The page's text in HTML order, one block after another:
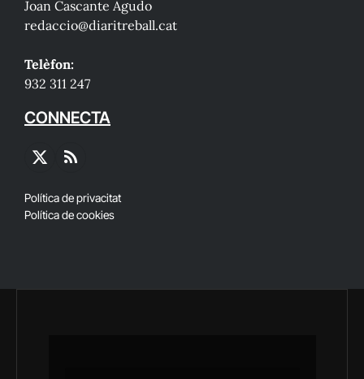
Joan Cascante Agudo
redaccio@diaritreball.cat
Telèfon:
932 311 247
CONNECTA
X
RSS
Política de privacitat
Política de cookies